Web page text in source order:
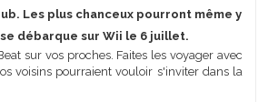
Les plus chanceux pourront même y
débarque sur Wii le 6 juillet.
sur vos proches. Faites les voyager avec
voisins pourraient vouloir s'inviter dans la